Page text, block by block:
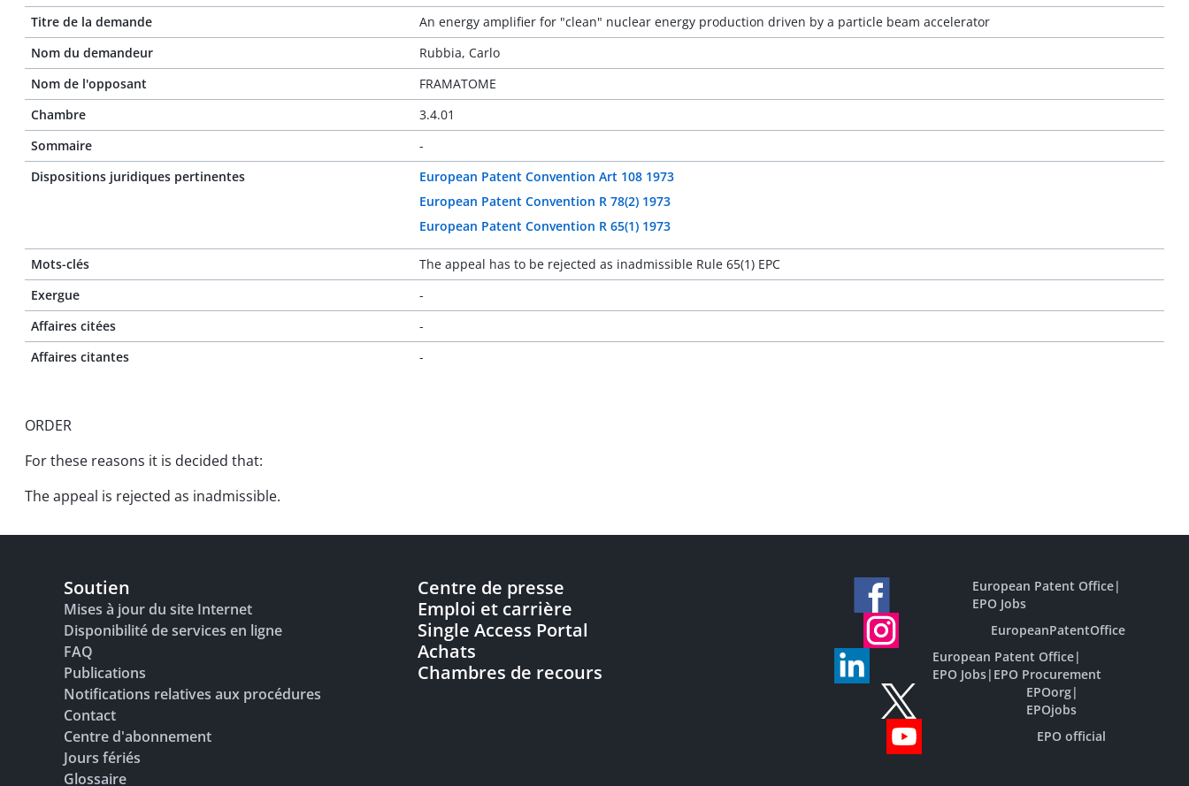
Titre de la demande
An energy amplifier for "clean" nuclear energy production driven by a particle beam accelerator
Nom du demandeur
Rubbia, Carlo
Nom de l'opposant
FRAMATOME
Chambre
3.4.01
Sommaire
-
Dispositions juridiques pertinentes
European Patent Convention Art 108 1973
European Patent Convention R 78(2) 1973
European Patent Convention R 65(1) 1973
Mots-clés
The appeal has to be rejected as inadmissible Rule 65(1) EPC
Exergue
-
Affaires citées
-
Affaires citantes
-
ORDER
For these reasons it is decided that:
The appeal is rejected as inadmissible.
Soutien
Mises à jour du site Internet
Disponibilité de services en ligne
FAQ
Publications
Notifications relatives aux procédures
Contact
Centre d'abonnement
Jours fériés
Glossaire
Centre de presse
Emploi et carrière
Single Access Portal
Achats
Chambres de recours
European Patent Office|
EPO Jobs
EuropeanPatentOffice
European Patent Office|
EPO Jobs| EPO Procurement
EPOorg|
EPOjobs
EPO official